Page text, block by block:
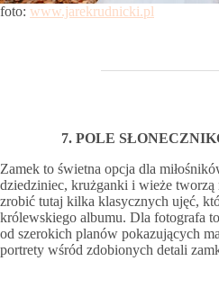
foto: www.jarekrudnicki.pl
7. POLE
Zamek to świetna opcja dla
dziedziniec, krużganki i wieże
zrobić tutaj kilka klasycznych ujęć,
królewskiego albumu. Dla fotografa
od szerokich planów pokazujących
portrety wśród zdobionych detali